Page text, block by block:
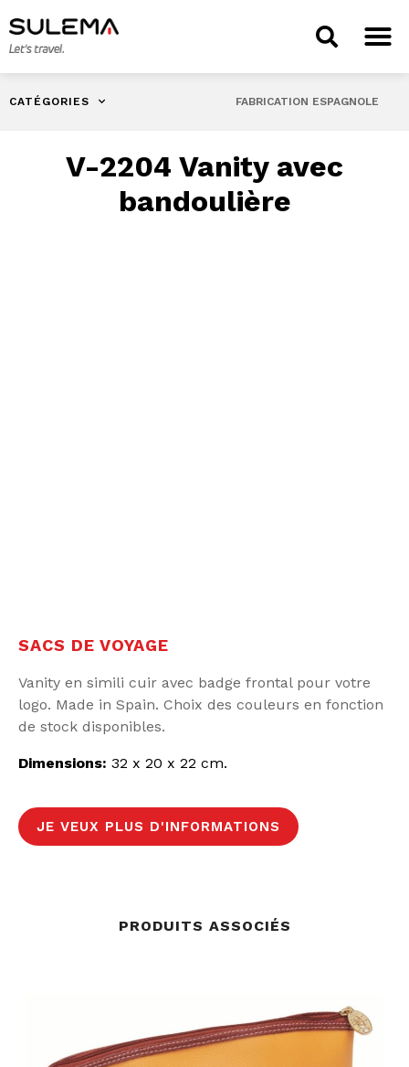
CATÉGORIES FABRICATION ESPAGNOLE
V-2204 Vanity avec
bandoulière
SACS DE VOYAGE
Vanity en simili cuir avec badge frontal pour votre
logo. Made in Spain. Choix des couleurs en fonction
de stock disponibles.
Dimensions: 32 x 20 x 22 cm.
JE VEUX PLUS D'INFORMATIONS
PRODUITS ASSOCIÉS